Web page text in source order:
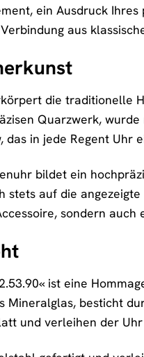
ein Ausdruck
aus
die
Quarzwerk,
das in jede Regent Uhr
bildet ein
stets auf die
sondern
ist eine
besticht
und verleihen der